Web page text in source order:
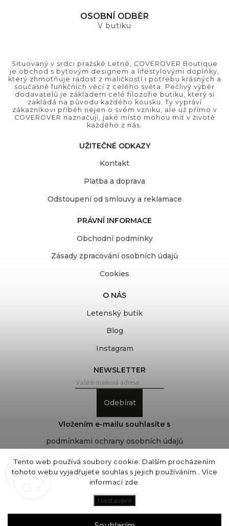
Tento web používá soubory cookie. Dalším procházením
tohoto webu vyjadřujete souhlas s jejich používáním.. Více
informací zde
Nastavení
OSOBNÍ ODBĚR
V butiku
Situovaný v srdci pražské Letné, COVEROVER Boutique
je obchod s bytovým designem a lifestylovými doplňky,
který zhmotňuje radost z maličkostí i potřebu krásných a
současně funkčních věcí z celého světa. Pečlivý výběr
dodavatelů je základem celé filozofie butiku, který si
zakládá na původu každého kousku. Ty vypráví
zákazníkovi příběh nejen o svém vzniku, ale už přímo v
COVEROVER naznačují, jaké místo mohou mít v životě
každého z nás.
UŽITEČNÉ ODKAZY
Kontakt
Platba a doprava
Odstoupení od smlouvy a reklamace
PRÁVNÍ INFORMACE
Obchodní podmínky
Zásady zpracování osobních údajů
Cookies
O NÁS
Letenský butik
Blog
Instagram
NEWSLETTER
Odebírat
Vložením e-mailu souhlasíte s
podmínkami ochrany osobních údajů
COVEROVER
Upravit nastavení cookies